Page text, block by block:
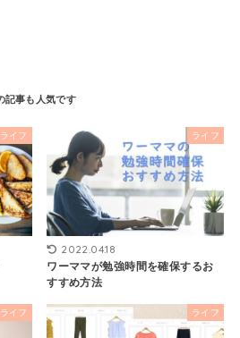
ライフ ライフ
2022.04.18
ワーママが勉強時間を確保するお
すすめ方法
ライフ ライフ